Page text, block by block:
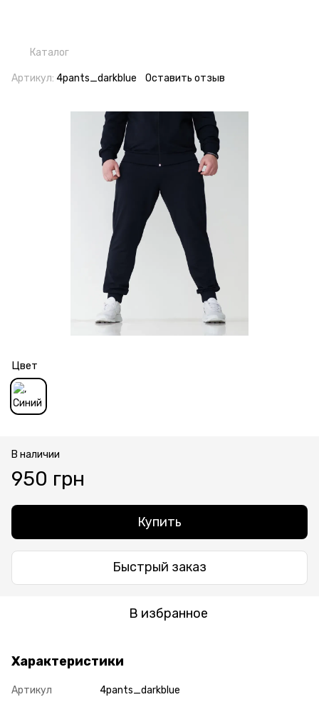
Каталог
Артикул: 4pants_darkblue Оставить отзыв
Цвет
В наличии
950 грн
Купить
Быстрый заказ
В избранное
Характеристики
Артикул
4pants_darkblue